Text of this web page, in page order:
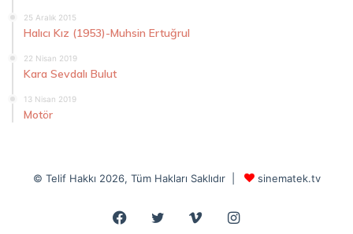
25 Aralık 2015
Halıcı Kız (1953)-Muhsin Ertuğrul
22 Nisan 2019
Kara Sevdalı Bulut
13 Nisan 2019
Motör
© Telif Hakkı 2026, Tüm Hakları Saklıdır | sinematek.tv
Facebook
Twitter VimeoInstagram